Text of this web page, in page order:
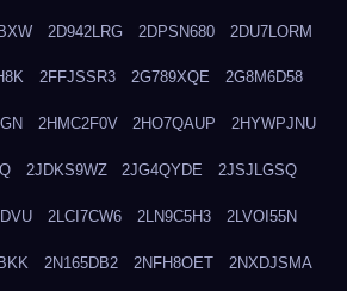
2D942LRG 2DPSN680 2DU7LORM
2FFJSSR3 2G789XQE 2G8M6D58
2HMC2F0V 2HO7QAUP 2HYWPJNU
2JDKS9WZ 2JG4QYDE 2JSJLGSQ
2LCI7CW6 2LN9C5H3 2LVOI55N
2N165DB2 2NFH8OET 2NXDJSMA